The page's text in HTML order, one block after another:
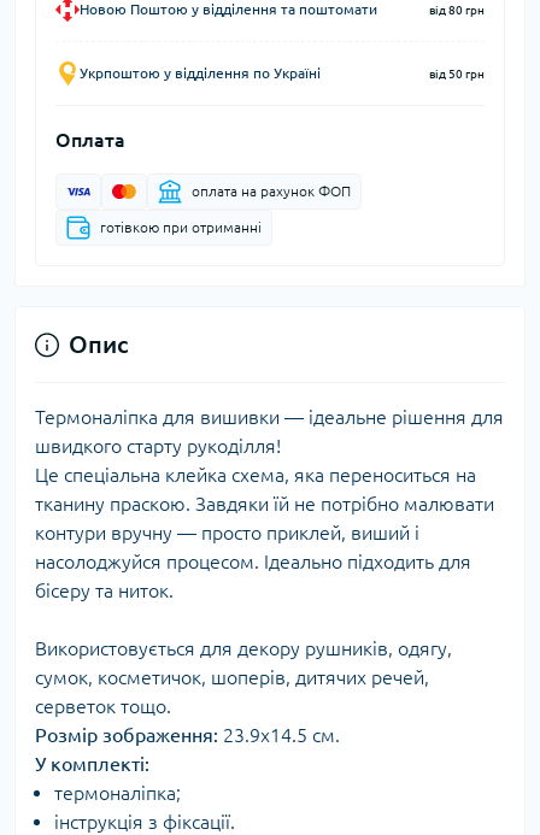
Новою Поштою у відділення та поштомати від 80 грн
Укрпоштою у відділення по Україні від 50 грн
Оплата
оплата на рахунок ФОП
готівкою при отриманні
Опис
Термоналіпка для вишивки — ідеальне рішення для
швидкого старту рукоділля!
Це спеціальна клейка схема, яка переноситься на
тканину праскою. Завдяки їй не потрібно малювати
контури вручну — просто приклей, виший і
насолоджуйся процесом. Ідеально підходить для
бісеру та ниток.
Використовується для декору рушників, одягу,
сумок, косметичок, шоперів, дитячих речей,
серветок тощо.
Розмір зображення: 23.9х14.5 см.
У комплекті:
термоналіпка;
інструкція з фіксації.